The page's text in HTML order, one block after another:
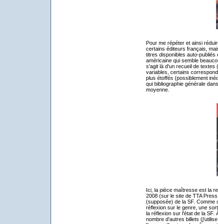
Pour me répéter et ainsi
certains éditeurs français,
titres disponibles auto-
américaine qui semble
s'agit là d'un recueil de textes
variables, certains
plus étoffés (possiblement
qui bibliographie générale
moyenne.
Ici, la pièce maîtresse est la
2008 (sur le site de TTA
(supposée) de la SF. Comme
réflexion sur le genre, une
la réflexion sur l'état de la SF.
nombre d'autres billets